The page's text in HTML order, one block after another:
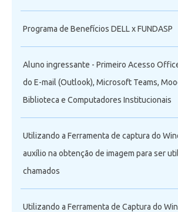
Programa de Benefícios DELL x FUNDASP
Aluno ingressante - Primeiro Acesso
do E-mail (Outlook), Microsoft Teams,
Biblioteca e Computadores Institucionais
Utilizando a Ferramenta de captura do
auxílio na obtenção de imagem para ser
chamados
Utilizando a Ferramenta de Captura do